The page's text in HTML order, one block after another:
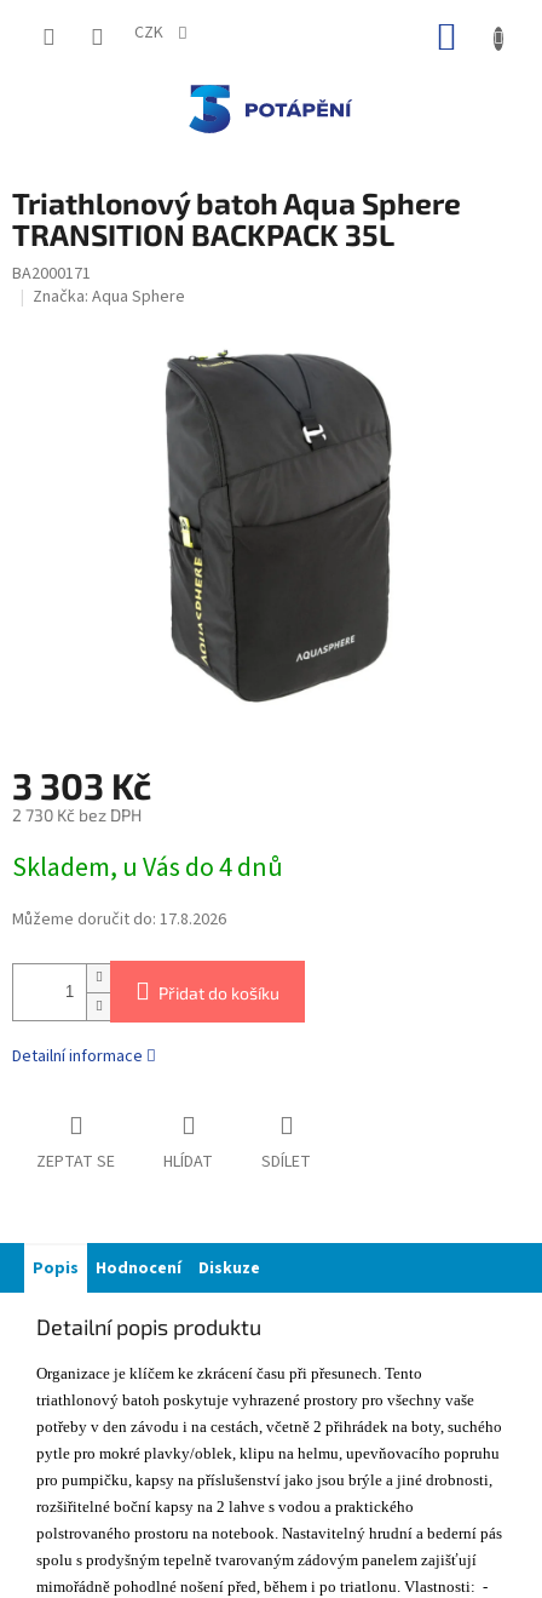
CZK
Triathlonový batoh Aqua Sphere
TRANSITION BACKPACK 35L
BA2000171
Značka: Aqua Sphere
3 303 Kč
2 730 Kč bez DPH
Skladem, u Vás do 4 dnů
Můžeme doručit do: 17.8.2026
Přidat do košíku
Detailní informace
ZEPTAT SE HLÍDAT SDÍLET
Popis Hodnocení Diskuze
Detailní popis produktu
Organizace je klíčem ke zkrácení času při přesunech. Tento
triathlonový batoh poskytuje vyhrazené prostory pro všechny vaše
potřeby v den závodu i na cestách, včetně 2 přihrádek na boty, suchého
pytle pro mokré plavky/oblek, klipu na helmu, upevňovacího popruhu
pro pumpičku, kapsy na příslušenství jako jsou brýle a jiné drobnosti,
rozšiřitelné boční kapsy na 2 lahve s vodou a praktického
polstrovaného prostoru na notebook. Nastavitelný hrudní a bederní pás
spolu s prodyšným tepelně tvarovaným zádovým panelem zajišťují
mimořádně pohodlné nošení před, během i po triatlonu. Vlastnosti: -